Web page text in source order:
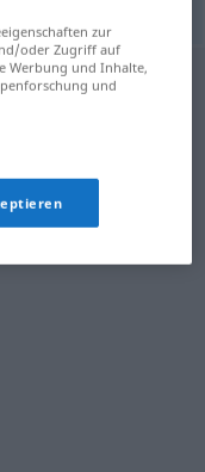
zur
oder Zugriff auf
Werbung und Inhalte,
und